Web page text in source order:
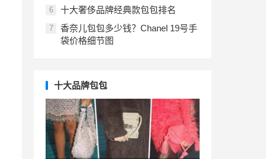
6 十大奢侈品牌经典款包包排名
7
香奈儿包包多少钱？Chanel 19号手
袋价格细节图
十大品牌包包